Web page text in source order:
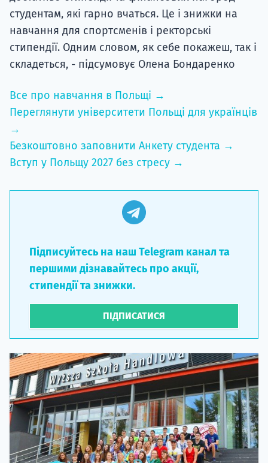
студентам, які гарно вчаться. Це і знижки на
навчання для спортсменів і ректорські
стипендії. Одним словом, як себе покажеш, так і
складеться, - підсумовує Олена Бондаренко
Все про навчання в Польщі →
Переглянути університети Польщі для українців
→
Безкоштовно заповнити Анкету студента →
Вступ у Польщу 2027 без стресу →
Підписуйтесь на наш Telegram канал та
першими дізнавайтесь про акції,
стипендії та знижки.
ПІДПИСАТИСЯ